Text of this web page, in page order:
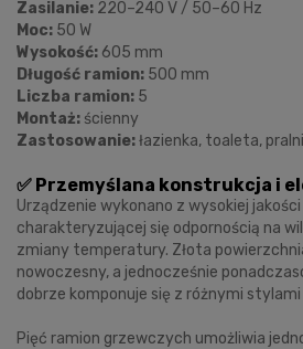
Zasilanie: 220–240 V / 50–60 Hz
Moc: 50 W
Wysokość: 605 mm
Długość ramion: 500 mm
Liczba ramion: 5
Montaż: ścienny
Zastosowanie:łazienka, toaleta,
✅ Przemyślana konstrukcja i
Urządzenie wykonano z wysokiej
charakteryzującej się odpornością na
zmiany temperatury. Złota
nowoczesny, a jednocześnie
dobrze komponuje się z różnymi
Pięć ramion grzewczych umożliwia